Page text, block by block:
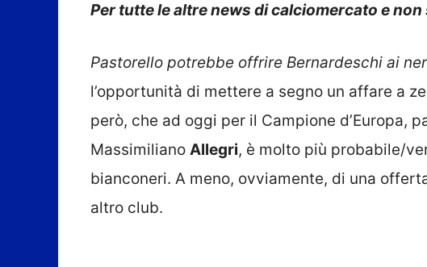
Per tutte le altre news di calciomercato e non
Pastorello potrebbe offrire Bernardeschi ai
l’opportunità di mettere a segno un affare a
però, che ad oggi per il Campione d’Europa,
Massimiliano Allegri, è molto più probabile/
bianconeri. A meno, ovviamente, di una
altro club.